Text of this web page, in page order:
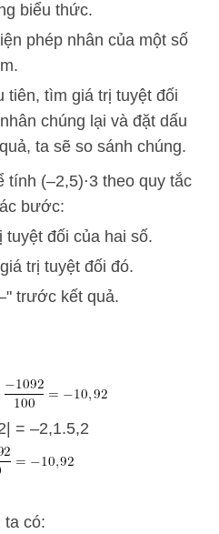
biểu thức.
phép nhân của một số
tiên, tìm giá trị tuyệt đối
chúng lại và đặt dấu
ta sẽ so sánh chúng.
tính (–2,5)⋅3 theo quy tắc
bước:
tuyệt đối của hai số.
trị tuyệt đối đó.
trước kết quả.
= –2,1.5,2
ta có: